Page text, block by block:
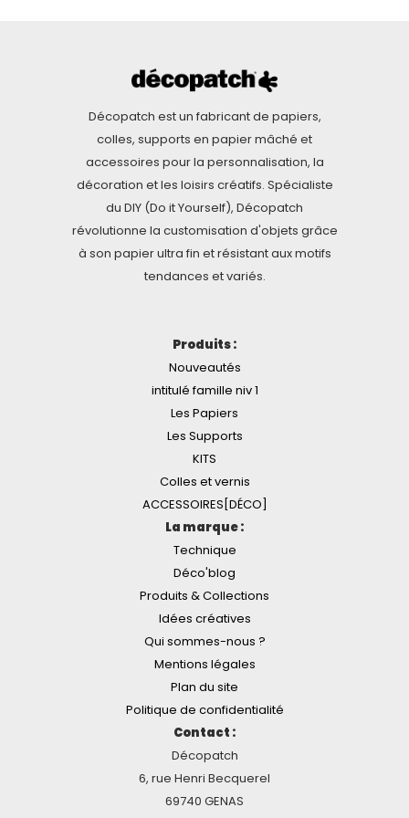
Décopatch est un fabricant de papiers,
colles, supports en papier mâché et
accessoires pour la personnalisation, la
décoration et les loisirs créatifs. Spécialiste
du DIY (Do it Yourself), Décopatch
révolutionne la customisation d'objets grâce
à son papier ultra fin et résistant aux motifs
tendances et variés.
Produits :
Nouveautés
intitulé famille niv 1
Les Papiers
Les Supports
KITS
Colles et vernis
ACCESSOIRES[DÉCO]
La marque :
Technique
Déco'blog
Produits & Collections
Idées créatives
Qui sommes-nous ?
Mentions légales
Plan du site
Politique de confidentialité
Contact :
Décopatch
6, rue Henri Becquerel
69740 GENAS